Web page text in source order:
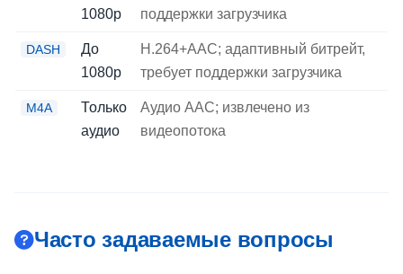
1080p
поддержки загрузчика
DASH
До
1080p
H.264+AAC; адаптивный битрейт,
требует поддержки загрузчика
M4A
Только
аудио
Аудио AAC; извлечено из
видеопотока
Часто задаваемые вопросы